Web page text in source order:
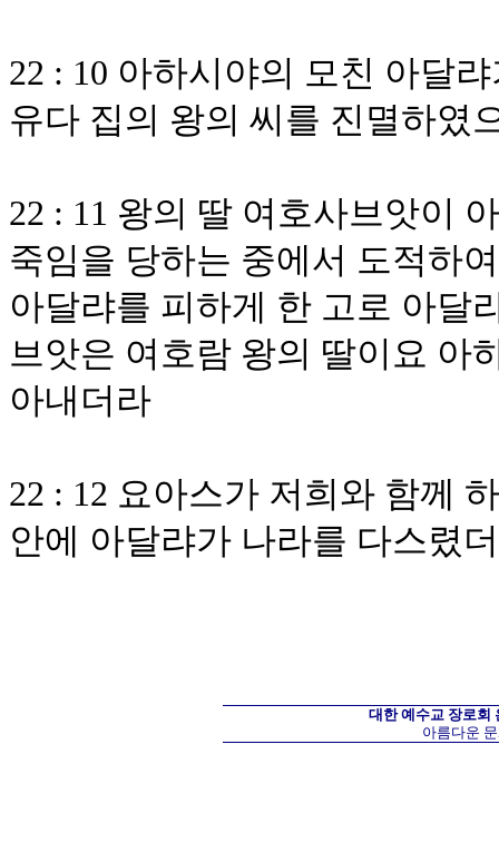
22 : 10 아하시야의 모친 아달
유다 집의 왕의 씨를 진멸하였
22 : 11 왕의 딸 여호사브앗이
죽임을 당하는 중에서 도적하
아달랴를 피하게 한 고로 아달
브앗은 여호람 왕의 딸이요 아
아내더라
22 : 12 요아스가 저희와 함께
안에 아달랴가 나라를 다스렸
대한 예수교 장로회
아름다운